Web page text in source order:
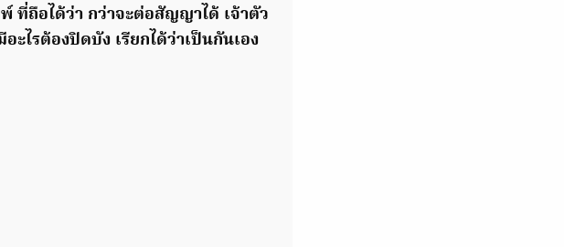
ที่ถือได้ว่า กว่าจะต่อสัญญาได้ เจ้าตัว
ไรต้องปิดบัง เรียกได้ว่าเป็นกันเอง